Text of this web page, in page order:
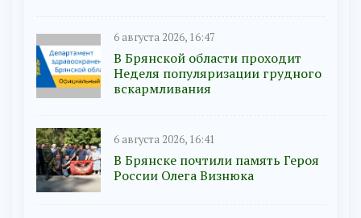
6 августа 2026, 16:47
В Брянской области проходит
Неделя популяризации грудного
вскармливания
6 августа 2026, 16:41
В Брянске почтили память Героя
России Олега Визнюка